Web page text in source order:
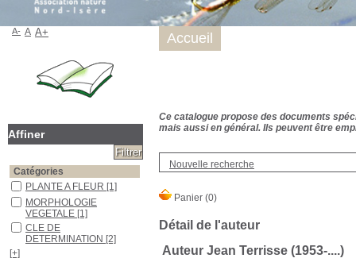
Ce catalogue propose des documents
mais aussi en général. Ils peuvent être
Nouvelle recherche
Détail de l'auteur
Auteur Jean Terrisse (1953-....)
Accueil
A- A A+
Affiner
Catégories
PLANTE A FLEUR [1]
MORPHOLOGIE
VEGETALE [1]
CLE DE
DETERMINATION [2]
[+]